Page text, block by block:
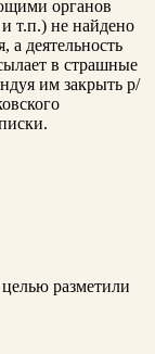
органов
т.п.) не найдено
а деятельность
в страшные
им закрыть р/
разметили